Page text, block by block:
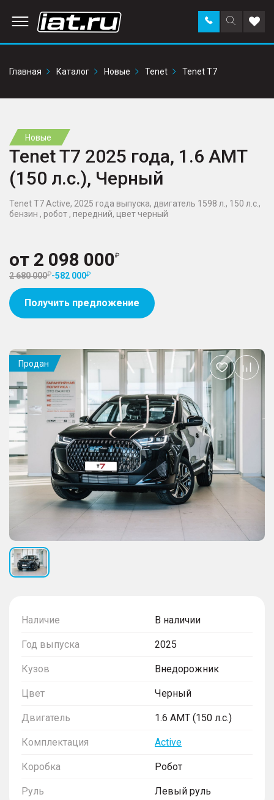
Поиск
по
Заказать
звонок в
Главная
Каталог Новые Tenet Tenet T7
Новые
Tenet T7 2025 года, 1.6 AMT
(150 л.с.), Черный
Tenet T7 Active, 2025 года выпуска, двигатель 1598 л., 150 л.с.,
бензин , робот , передний, цвет черный
от 2 098 000
2 680 000 -582 000
Получить предложение
Наличие В наличии
Год выпуска 2025
Кузов Внедорожник
Цвет Черный
Двигатель 1.6 AMT (150 л.с.)
Комплектация Active
Коробка Робот
Руль Левый руль
Продан
Добавить
в
избранное